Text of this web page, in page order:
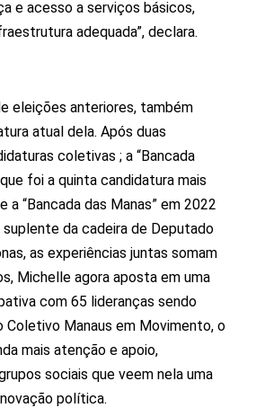
e acesso a serviços básicos,
adequada”, declara.
eleições anteriores, também
atual dela. Após duas
coletivas ; a “Bancada
foi a quinta candidatura mais
a “Bancada das Manas” em 2022
da cadeira de Deputado
as experiências juntas somam
Michelle agora aposta em uma
com 65 lideranças sendo
Coletivo Manaus em Movimento, o
mais atenção e apoio,
sociais que veem nela uma
política.